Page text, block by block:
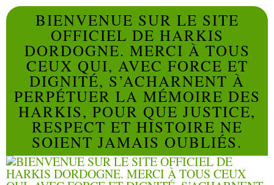
BIENVENUE SUR LE SITE
OFFICIEL DE HARKIS
DORDOGNE. MERCI À TOUS
CEUX QUI, AVEC FORCE ET
DIGNITÉ, S’ACHARNENT À
PERPÉTUER LA MÉMOIRE DES
HARKIS, POUR QUE JUSTICE,
RESPECT ET HISTOIRE NE
SOIENT JAMAIS OUBLIÉS.